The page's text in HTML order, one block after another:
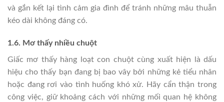
và gắn kết lại tình cảm gia đình để tránh những mâu thuẫn
kéo dài không đáng có.
1.6. Mơ thấy nhiều chuột
Giấc mơ thấy hàng loạt con chuột cùng xuất hiện là dấu
hiệu cho thấy bạn đang bị bao vây bởi những kẻ tiểu nhân
hoặc đang rơi vào tình huống khó xử. Hãy cẩn thận trong
công việc, giữ khoảng cách với những mối quan hệ không